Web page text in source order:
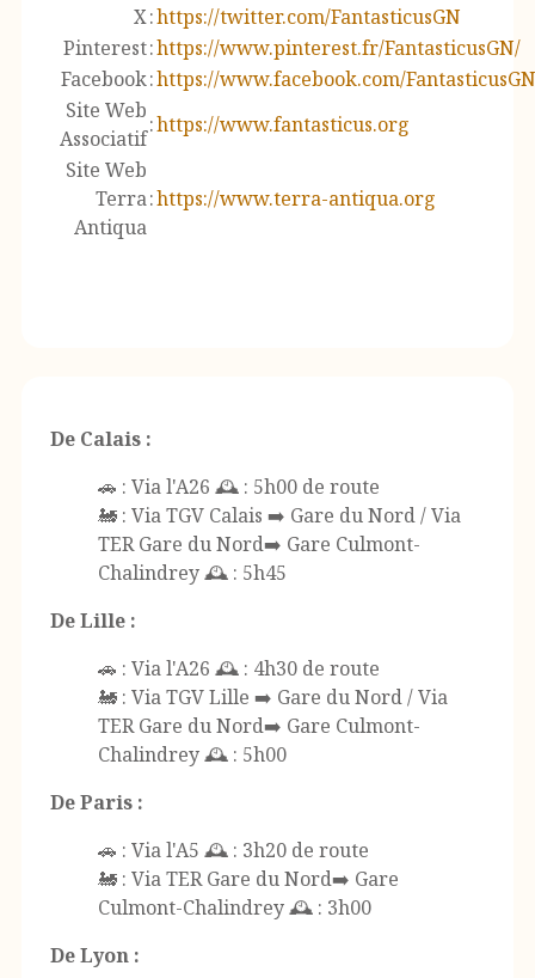
X:https://twitter.com/FantasticusGN
Pinterest:https://www.pinterest.fr/FantasticusGN/
Facebook:https://www.facebook.com/FantasticusGN
Site Web
Associatif
:https://www.fantasticus.org
Site Web
Terra
Antiqua
:https://www.terra-antiqua.org
De Calais :
🚗 : Via l'A26 🕰️ : 5h00 de route
🚂 : Via TGV Calais ➡️ Gare du Nord / Via
TER Gare du Nord➡️ Gare Culmont-
Chalindrey 🕰️ : 5h45
De Lille :
🚗 : Via l'A26 🕰️ : 4h30 de route
🚂 : Via TGV Lille ➡️ Gare du Nord / Via
TER Gare du Nord➡️ Gare Culmont-
Chalindrey 🕰️ : 5h00
De Paris :
🚗 : Via l'A5 🕰️ : 3h20 de route
🚂 : Via TER Gare du Nord➡️ Gare
Culmont-Chalindrey 🕰️ : 3h00
De Lyon :